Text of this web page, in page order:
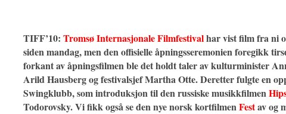
TIFF’10: Tromsø Internasjonale Filmfestivalhar vist film fra ni
siden mandag, men den offisielle åpningsseremonien foregikk
forkant av åpningsfilmen ble det holdt taler av kulturminister
Arild Hausberg og festivalsjefMartha Otte. Deretter fulgte en
Swingklubb, som introduksjon til den russiske musikkfilmen
Todorovsky. Vi fikk også se den nye norsk kortfilmenFestav og